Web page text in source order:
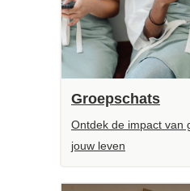
Groepschats
Ontdek de impact van
jouw leven